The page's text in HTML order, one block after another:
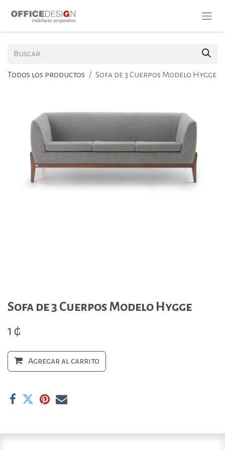
Todos los productos Sofa de 3 Cuerpos Modelo Hygge
Sofa de 3 Cuerpos Modelo Hygge
1 ₲
Agregar al carrito